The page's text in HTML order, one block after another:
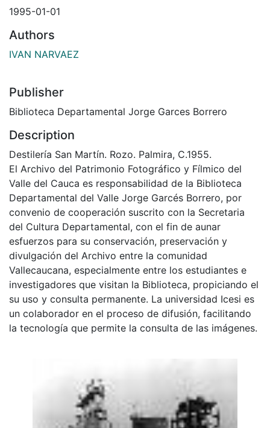
1995-01-01
Authors
IVAN NARVAEZ
Publisher
Biblioteca Departamental Jorge Garces Borrero
Description
Destilería San Martín. Rozo. Palmira, C.1955.
El Archivo del Patrimonio Fotográfico y Fílmico del
Valle del Cauca es responsabilidad de la Biblioteca
Departamental del Valle Jorge Garcés Borrero, por
convenio de cooperación suscrito con la Secretaria
del Cultura Departamental, con el fin de aunar
esfuerzos para su conservación, preservación y
divulgación del Archivo entre la comunidad
Vallecaucana, especialmente entre los estudiantes e
investigadores que visitan la Biblioteca, propiciando el
su uso y consulta permanente. La universidad Icesi es
un colaborador en el proceso de difusión, facilitando
la tecnología que permite la consulta de las imágenes.